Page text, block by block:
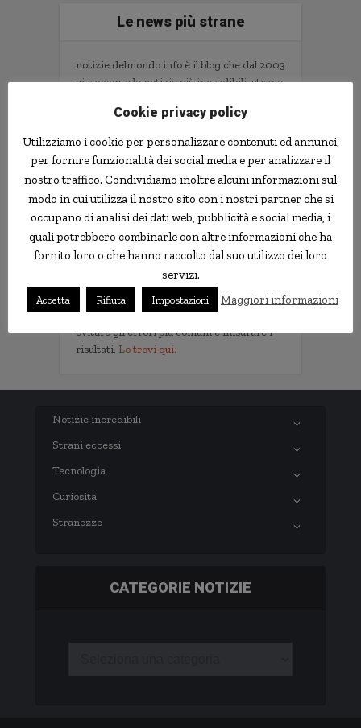
Le news più strane
notizie.delmondo.info è il blog che dal 2003
vi racconta le notizie più incredibili, strane,
ladri imbranati, prodotti assurdi, ricerche
Informativa Privacy
Contatti
Implementare l'AI nella tua impresa senza
metodo e gli strumenti.
Non servono competenze tecniche. Serve
un metodo per scegliere i progetti giusti,
evitare gli errori più comuni e misurare i
risultati. Lo trovi qui.
Notizie incredibili
Strani eccessi
Tecnologia
Curiosità
Stranezze
CATEGORIE NOTIZIE
Cookie privacy policy
Utilizziamo i cookie per personalizzare contenuti ed annunci,
per fornire funzionalità dei social media e per analizzare il
nostro traffico. Condividiamo inoltre alcuni informazioni sul
modo in cui utilizza il nostro sito con i nostri partner che si
occupano di analisi dei dati web, pubblicità e social media, i
quali potrebbero combinarle con altre informazioni che ha
fornito loro o che hanno raccolto dal suo utilizzo dei loro
servizi.
Accetta Rifiuta Impostazioni Maggiori informazioni